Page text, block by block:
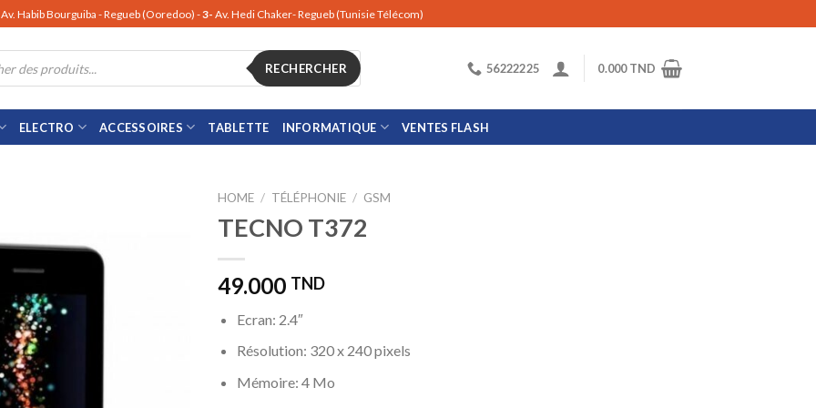
Av. Habib Bourguiba - Regueb (Ooredoo) -3- Av. Hedi Chaker- Regueb (Tunisie Télécom)
RECHERCHER 56222225 0.000TND
ELECTRO ACCESSOIRES TABLETTE INFORMATIQUE VENTES FLASH
HOME / TÉLÉPHONIE / GSM
TECNO T372
49.000 TND
Ecran: 2.4″
Résolution: 320 x 240 pixels
Mémoire: 4 Mo